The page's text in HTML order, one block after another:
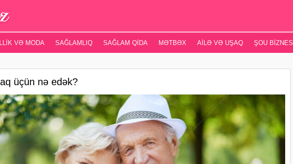
VƏ MODA SAĞLAMLIQ SAĞLAM QIDA MƏTBƏX AILƏ VƏ UŞAQ ŞOU BIZNES
üçün nə edək?